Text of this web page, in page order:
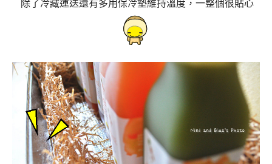
除了冷藏運送還有多用保冷墊維持溫度，一整個很貼心